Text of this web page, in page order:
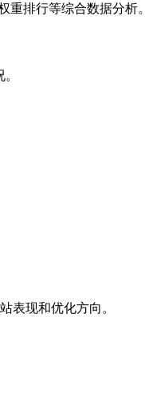
排行等综合数据分析。
表现和优化方向。